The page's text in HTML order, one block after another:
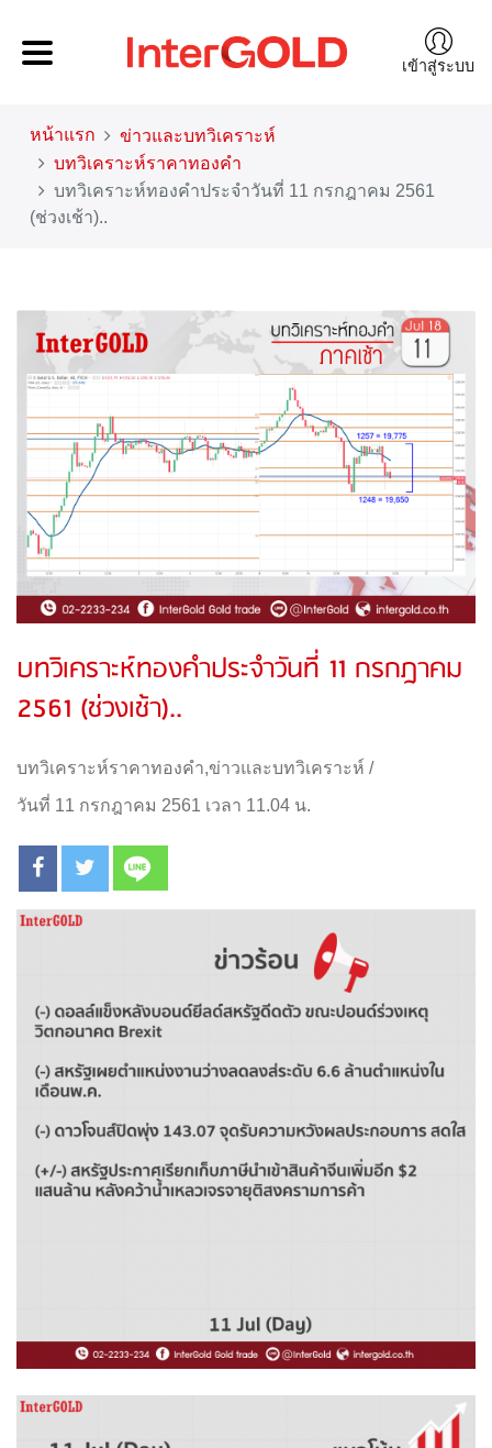
เข้าสู่ระบบ
หน้าแรก
ข่าวและบทวิเคราะห์
บทวิเคราะห์ราคาทองคำ
บทวิเคราะห์ทองคำประจำวันที่ 11 กรกฎาคม 2561
(ช่วงเช้า)..
บทวิเคราะห์ทองคำประจำวันที่ 11 กรกฎาคม
2561 (ช่วงเช้า)..
บทวิเคราะห์ราคาทองคำ,ข่าวและบทวิเคราะห์ /
วันที่ 11 กรกฎาคม 2561 เวลา 11.04 น.